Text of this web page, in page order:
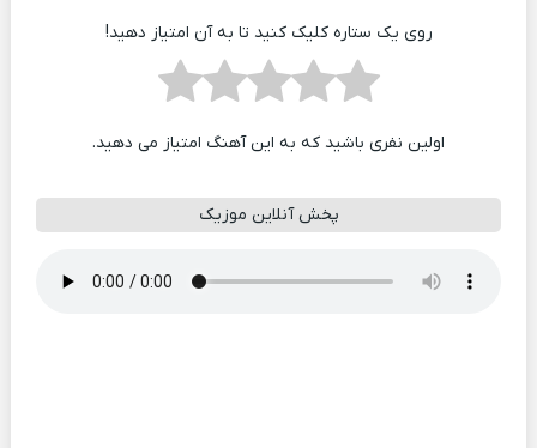
روی یک ستاره کلیک کنید تا به آن امتیاز دهید!
اولین نفری باشید که به این آهنگ امتیاز می دهید.
پخش آنلاین موزیک